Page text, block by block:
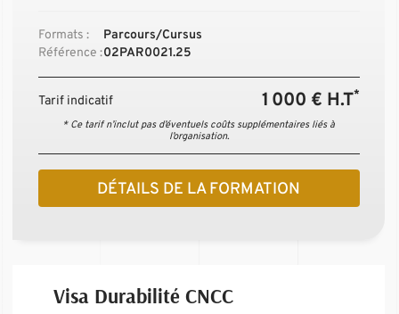
Formats :
Parcours/Cursus
Référence :02PAR0021.25
Tarif indicatif 1 000 € H.T*
* Ce tarif n’inclut pas d’éventuels coûts supplémentaires liés à
l’organisation.
DÉTAILS DE LA FORMATION
Visa Durabilité CNCC